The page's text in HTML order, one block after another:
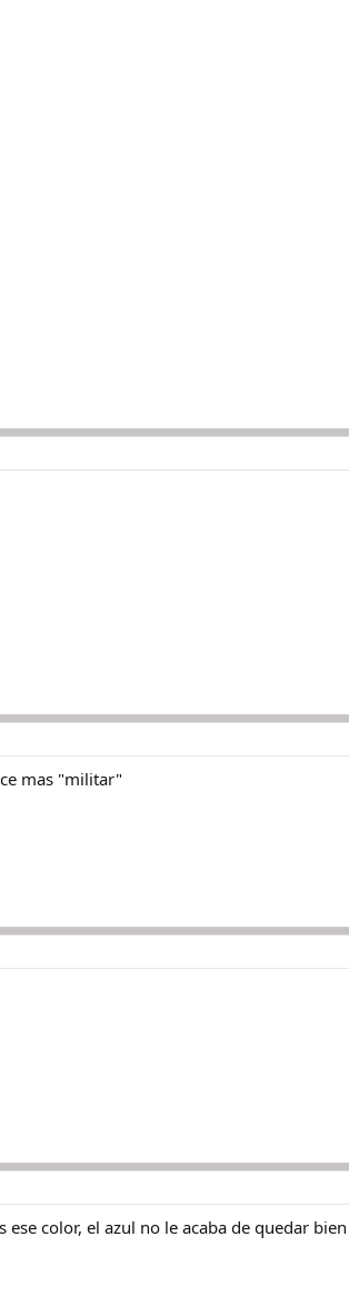
mas "militar"
color, el azul no le acaba de quedar